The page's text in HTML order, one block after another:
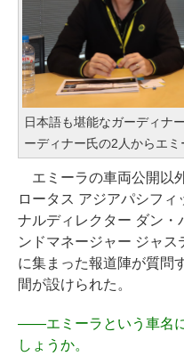
日本語も堪能なガーディナ
ーディナー氏の2人からエ
エミーラの車両公開以
ロータス アジアパシフィ
ナルディレクター ダン・
ンドマネージャー ジャス
に集まった報道陣が質問
間が設けられた。
――エミーラという車名
しょうか。